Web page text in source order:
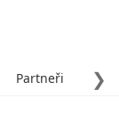
❯
Partneři